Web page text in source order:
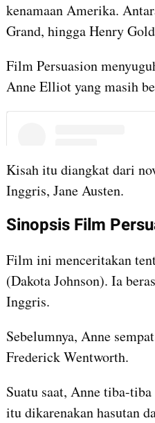
kenamaan Amerika.
Grand, hingga Henry
Film Persuasion
Anne Elliot yang masih
Kisah itu diangkat dari
Inggris, Jane Austen.
Sinopsis Film
Film ini menceritakan
(Dakota Johnson). Ia
Inggris.
Sebelumnya, Anne
Frederick Wentworth.
Suatu saat, Anne tiba-
itu dikarenakan hasutan